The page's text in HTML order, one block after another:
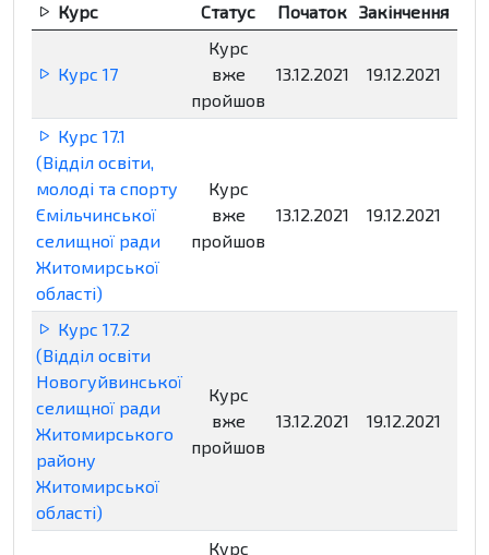
Курс Статус Початок Закінчення
Курс 17
Курс
вже
пройшов
13.12.2021 19.12.2021
Курс 17.1
(Відділ освіти,
молоді та спорту
Ємільчинської
селищної ради
Житомирської
області)
Курс
вже
пройшов
13.12.2021 19.12.2021
Курс 17.2
(Відділ освіти
Новогуйвинської
селищної ради
Житомирського
району
Житомирської
області)
Курс
вже
пройшов
13.12.2021 19.12.2021
Курс